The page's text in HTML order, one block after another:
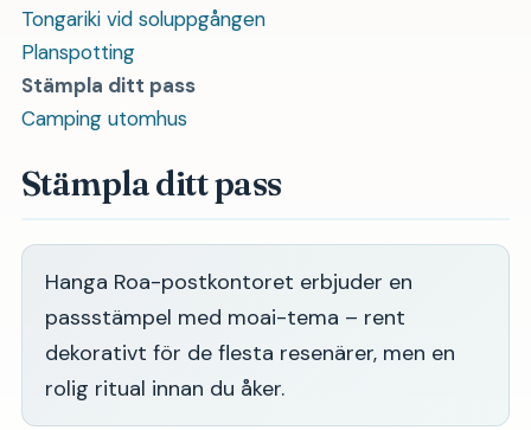
Tongariki vid soluppgången
Planspotting
Stämpla ditt pass
Camping utomhus
Stämpla ditt pass
Hanga Roa-postkontoret erbjuder en
passstämpel med moai-tema – rent
dekorativt för de flesta resenärer, men en
rolig ritual innan du åker.